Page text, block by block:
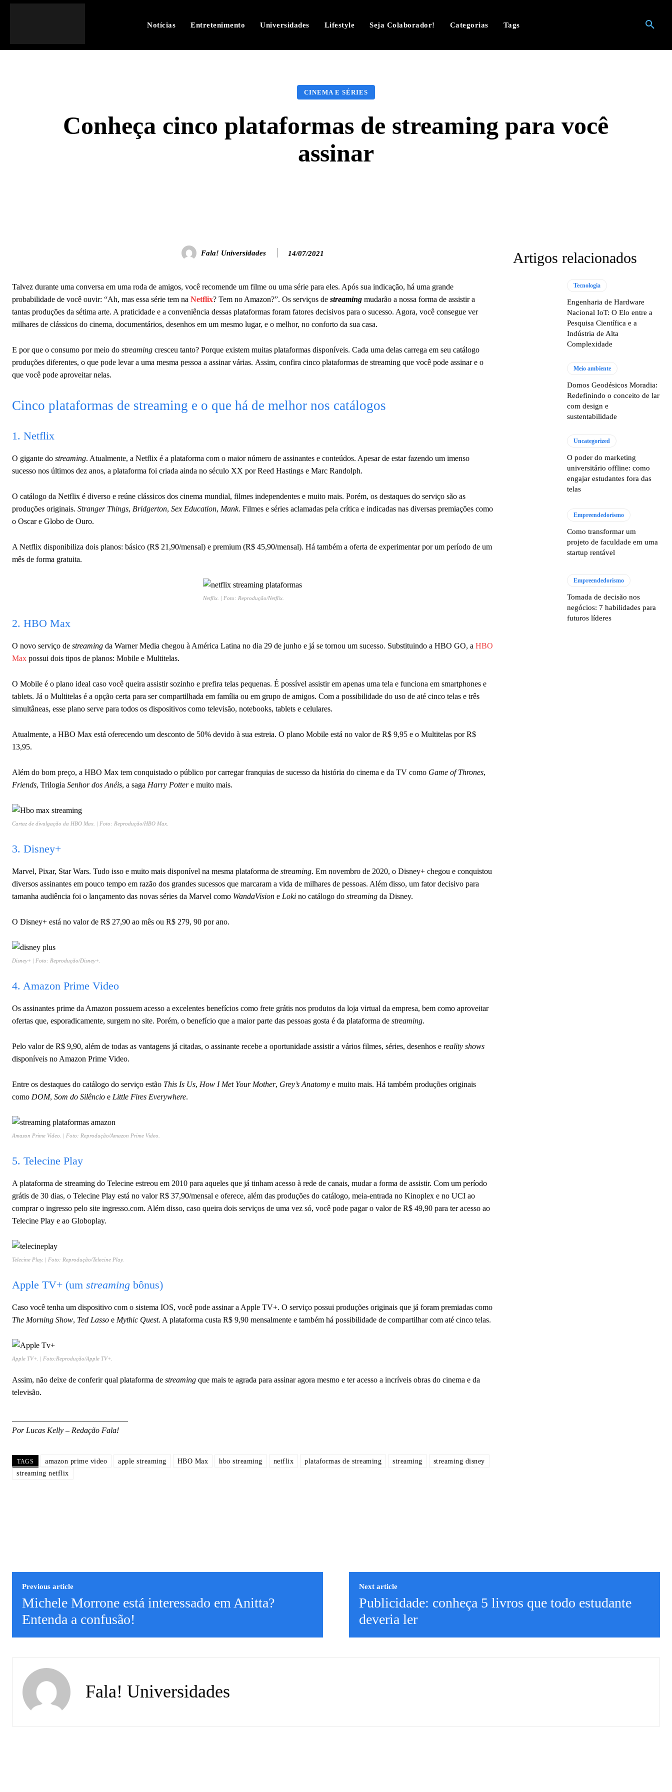
Notícias Entretenimento Universidades Lifestyle Seja Colaborador! Categorias Tags
CINEMA E SÉRIES
Conheça cinco plataformas de streaming para você
assinar
Fala! Universidades 14/07/2021
Talvez durante uma conversa em uma roda de amigos, você recomende um filme ou uma série para eles. Após sua indicação, há uma grande
probabilidade de você ouvir: “Ah, mas essa série tem na Netflix? Tem no Amazon?”. Os serviços de streaming mudarão a nossa forma de assistir a
tantas produções da sétima arte. A praticidade e a conveniência dessas plataformas foram fatores decisivos para o sucesso. Agora, você consegue ver
milhares de clássicos do cinema, documentários, desenhos em um mesmo lugar, e o melhor, no conforto da sua casa.
E por que o consumo por meio do streaming cresceu tanto? Porque existem muitas plataformas disponíveis. Cada uma delas carrega em seu catálogo
produções diferentes, o que pode levar a uma mesma pessoa a assinar várias. Assim, confira cinco plataformas de streaming que você pode assinar e o
que você pode aproveitar nelas.
Cinco plataformas de streaming e o que há de melhor nos catálogos
1. Netflix
O gigante do streaming. Atualmente, a Netflix é a plataforma com o maior número de assinantes e conteúdos. Apesar de estar fazendo um imenso
sucesso nos últimos dez anos, a plataforma foi criada ainda no século XX por Reed Hastings e Marc Randolph.
O catálogo da Netflix é diverso e reúne clássicos dos cinema mundial, filmes independentes e muito mais. Porém, os destaques do serviço são as
produções originais. Stranger Things, Bridgerton, Sex Education, Mank. Filmes e séries aclamadas pela crítica e indicadas nas diversas premiações como
o Oscar e Globo de Ouro.
A Netflix disponibiliza dois planos: básico (R$ 21,90/mensal) e premium (R$ 45,90/mensal). Há também a oferta de experimentar por um período de um
mês de forma gratuita.
Netflix. | Foto: Reprodução/Netflix.
2. HBO Max
O novo serviço de streaming da Warner Media chegou à América Latina no dia 29 de junho e já se tornou um sucesso. Substituindo a HBO GO, a HBO
Max possui dois tipos de planos: Mobile e Multitelas.
O Mobile é o plano ideal caso você queira assistir sozinho e prefira telas pequenas. É possível assistir em apenas uma tela e funciona em smartphones e
tablets. Já o Multitelas é a opção certa para ser compartilhada em família ou em grupo de amigos. Com a possibilidade do uso de até cinco telas e três
simultâneas, esse plano serve para todos os dispositivos como televisão, notebooks, tablets e celulares.
Atualmente, a HBO Max está oferecendo um desconto de 50% devido à sua estreia. O plano Mobile está no valor de R$ 9,95 e o Multitelas por R$
13,95.
Além do bom preço, a HBO Max tem conquistado o público por carregar franquias de sucesso da história do cinema e da TV como Game of Thrones,
Friends, Trilogia Senhor dos Anéis, a saga Harry Pottere muito mais.
Cartaz de divulgação da HBO Max. | Foto: Reprodução/HBO Max.
3. Disney+
Marvel, Pixar, Star Wars. Tudo isso e muito mais disponível na mesma plataforma de streaming. Em novembro de 2020, o Disney+ chegou e conquistou
diversos assinantes em pouco tempo em razão dos grandes sucessos que marcaram a vida de milhares de pessoas. Além disso, um fator decisivo para
tamanha audiência foi o lançamento das novas séries da Marvel como WandaVision e Loki no catálogo do streaming da Disney.
O Disney+ está no valor de R$ 27,90 ao mês ou R$ 279, 90 por ano.
Disney+ | Foto: Reprodução/Disney+.
4. Amazon Prime Video
Os assinantes prime da Amazon possuem acesso a excelentes benefícios como frete grátis nos produtos da loja virtual da empresa, bem como aproveitar
ofertas que, esporadicamente, surgem no site. Porém, o benefício que a maior parte das pessoas gosta é da plataforma de streaming.
Pelo valor de R$ 9,90, além de todas as vantagens já citadas, o assinante recebe a oportunidade assistir a vários filmes, séries, desenhos e reality shows
disponíveis no Amazon Prime Video.
Entre os destaques do catálogo do serviço estão This Is Us, How I Met Your Mother, Grey’s Anatomy e muito mais. Há também produções originais
como DOM, Som do Silêncio e Little Fires Everywhere.
Amazon Prime Video. | Foto: Reprodução/Amazon Prime Video.
5. Telecine Play
A plataforma de streaming do Telecine estreou em 2010 para aqueles que já tinham acesso à rede de canais, mudar a forma de assistir. Com um período
grátis de 30 dias, o Telecine Play está no valor R$ 37,90/mensal e oferece, além das produções do catálogo, meia-entrada no Kinoplex e no UCI ao
comprar o ingresso pelo site ingresso.com. Além disso, caso queira dois serviços de uma vez só, você pode pagar o valor de R$ 49,90 para ter acesso ao
Telecine Play e ao Globoplay.
Telecine Play. | Foto: Reprodução/Telecine Play.
Apple TV+ (um streaming bônus)
Caso você tenha um dispositivo com o sistema IOS, você pode assinar a Apple TV+. O serviço possui produções originais que já foram premiadas como
The Morning Show, Ted Lasso e Mythic Quest. A plataforma custa R$ 9,90 mensalmente e também há possibilidade de compartilhar com até cinco telas.
Apple TV+. | Foto:Reprodução/Apple TV+.
Assim, não deixe de conferir qual plataforma de streaming que mais te agrada para assinar agora mesmo e ter acesso a incríveis obras do cinema e da
televisão.
Por Lucas Kelly – Redação Fala!
TAGS amazon prime video apple streaming HBO Max hbo streaming netflix plataformas de streaming streaming
streaming disney
streaming netflix
Artigos relacionados
Tecnologia
Engenharia de Hardware
Nacional IoT: O Elo entre a
Pesquisa Científica e a
Indústria de Alta
Complexidade
Meio ambiente
Domos Geodésicos Moradia:
Redefinindo o conceito de lar
com design e
sustentabilidade
Uncategorized
O poder do marketing
universitário offline: como
engajar estudantes fora das
telas
Empreendedorismo
Como transformar um
projeto de faculdade em uma
startup rentável
Empreendedorismo
Tomada de decisão nos
negócios: 7 habilidades para
futuros líderes
Previous article
Michele Morrone está interessado em Anitta?
Entenda a confusão!
Next article
Publicidade: conheça 5 livros que todo estudante
deveria ler
Fala! Universidades